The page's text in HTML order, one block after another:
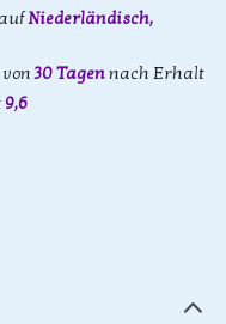
Niederländisch,
von30 Tagennach Erhalt
9,6